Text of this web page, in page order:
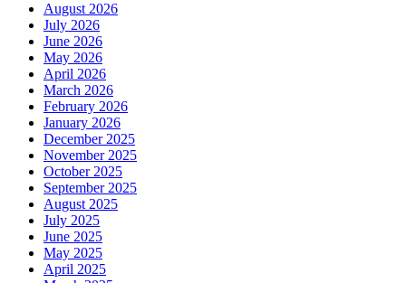
August 2026
July 2026
June 2026
May 2026
April 2026
March 2026
February 2026
January 2026
December 2025
November 2025
October 2025
September 2025
August 2025
July 2025
June 2025
May 2025
April 2025